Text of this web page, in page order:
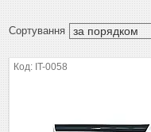
IT-0058